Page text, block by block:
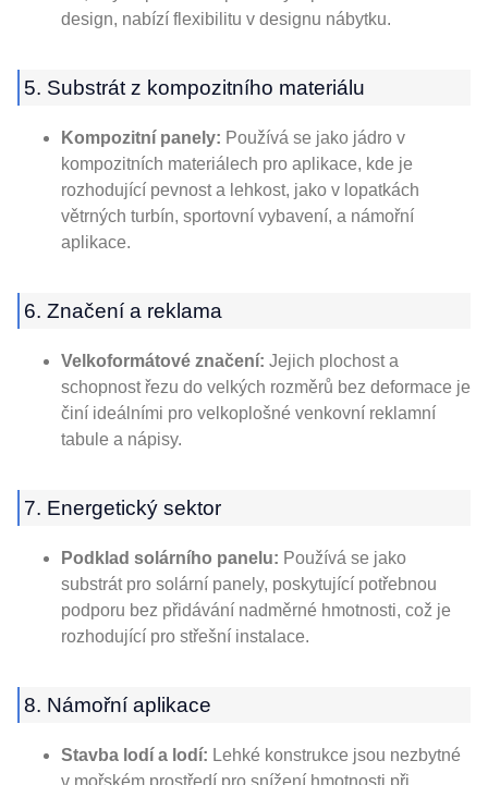
design, nabízí flexibilitu v designu nábytku.
5. Substrát z kompozitního materiálu
Kompozitní panely: Používá se jako jádro v
kompozitních materiálech pro aplikace, kde je
rozhodující pevnost a lehkost, jako v lopatkách
větrných turbín, sportovní vybavení, a námořní
aplikace.
6. Značení a reklama
Velkoformátové značení: Jejich plochost a
schopnost řezu do velkých rozměrů bez deformace je
činí ideálními pro velkoplošné venkovní reklamní
tabule a nápisy.
7. Energetický sektor
Podklad solárního panelu: Používá se jako
substrát pro solární panely, poskytující potřebnou
podporu bez přidávání nadměrné hmotnosti, což je
rozhodující pro střešní instalace.
8. Námořní aplikace
Stavba lodí a lodí: Lehké konstrukce jsou nezbytné